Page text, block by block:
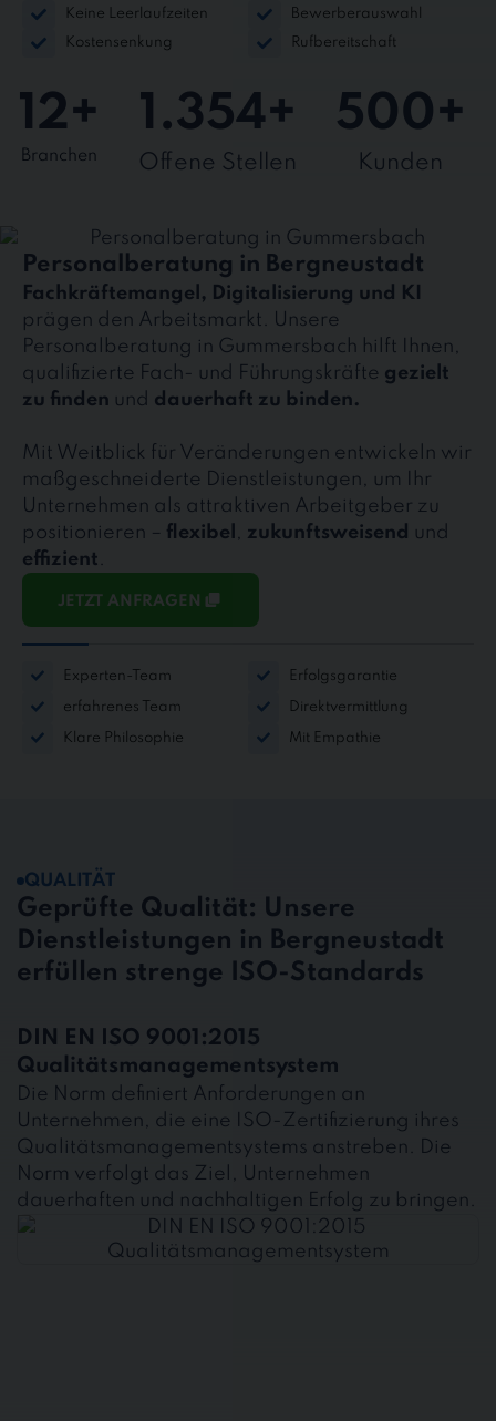
Keine Leerlaufzeiten
Bewerberauswahl
Kostensenkung
Rufbereitschaft
Branchen
12+
Offene Stellen
1.354+
Kunden
500+
Personalberatung in Bergneustadt
Fachkräftemangel, Digitalisierung und KI
prägen den Arbeitsmarkt. Unsere
Personalberatung in Gummersbach hilft Ihnen,
qualifizierte Fach- und Führungskräfte gezielt
zu finden und dauerhaft zu binden.
Mit Weitblick für Veränderungen entwickeln wir
maßgeschneiderte Dienstleistungen, um Ihr
Unternehmen als attraktiven Arbeitgeber zu
positionieren – flexibel , zukunftsweisend und
effizient .
JETZT ANFRAGEN
Experten-Team Erfolgsgarantie
erfahrenes Team Direktvermittlung
Klare Philosophie Mit Empathie
QUALITÄT
Geprüfte Qualität: Unsere
Dienstleistungen in Bergneustadt
erfüllen strenge ISO-Standards
DIN EN ISO 9001:2015
Qualitätsmanagementsystem
Die Norm definiert Anforderungen an
Unternehmen, die eine ISO-Zertifizierung ihres
Qualitätsmanagementsystems anstreben. Die
Norm verfolgt das Ziel, Unternehmen
dauerhaften und nachhaltigen Erfolg zu bringen.